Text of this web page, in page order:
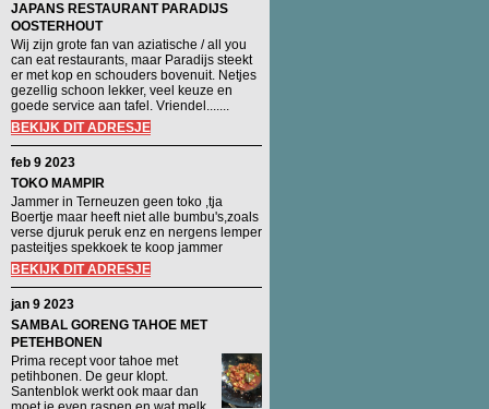
JAPANS RESTAURANT PARADIJS
OOSTERHOUT
Wij zijn grote fan van aziatische / all you
can eat restaurants, maar Paradijs steekt
er met kop en schouders bovenuit. Netjes
gezellig schoon lekker, veel keuze en
goede service aan tafel. Vriendel.......
BEKIJK DIT ADRESJE
feb 9 2023
TOKO MAMPIR
Jammer in Terneuzen geen toko ,tja
Boertje maar heeft niet alle bumbu's,zoals
verse djuruk peruk enz en nergens lemper
pasteitjes spekkoek te koop jammer
BEKIJK DIT ADRESJE
jan 9 2023
SAMBAL GORENG TAHOE MET
PETEHBONEN
Prima recept voor tahoe met
petihbonen. De geur klopt.
Santenblok werkt ook maar dan